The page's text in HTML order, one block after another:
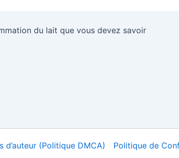
du lait que vous devez savoir
d’auteur (Politique DMCA) Politique de